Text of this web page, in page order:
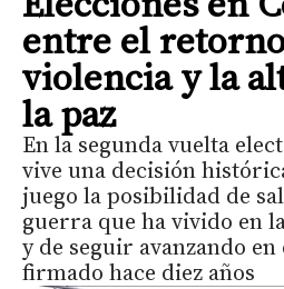
entre el
violencia y la
la paz
En la segunda vuelta
vive una decisión
juego la posibilidad de
guerra que ha vivido en
y de seguir avanzando
firmado hace diez años